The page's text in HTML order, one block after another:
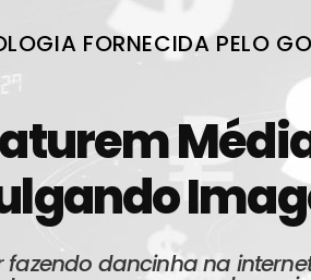
FORNECIDA PELO
fazendo dancinha na